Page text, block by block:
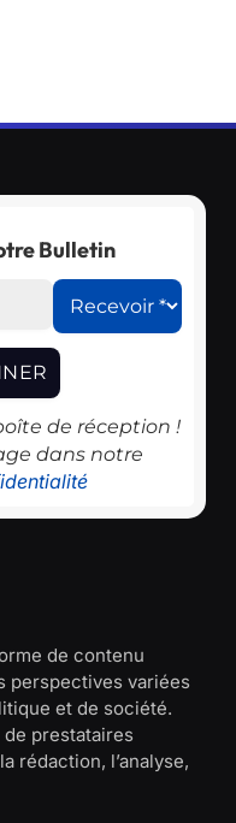
Bulletin
de réception !
dans notre
de contenu
perspectives variées
et de société.
prestataires
rédaction, l’analyse,